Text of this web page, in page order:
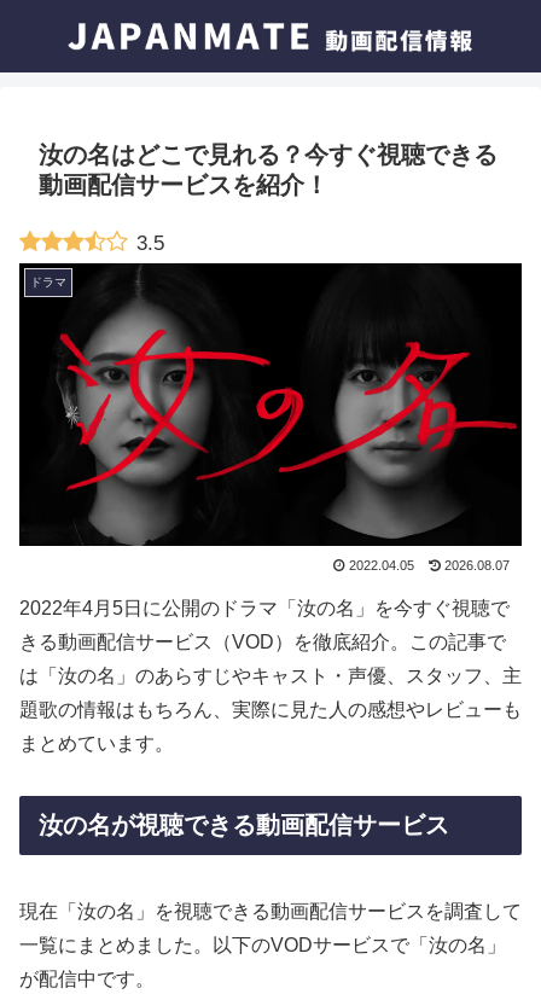
汝の名はどこで見れる？今すぐ視聴できる
動画配信サービスを紹介！
3.5
ドラマ
2022.04.05 2026.08.07
2022年4月5日に公開のドラマ「汝の名」を今すぐ視聴で
きる動画配信サービス（VOD）を徹底紹介。この記事で
は「汝の名」のあらすじやキャスト・声優、スタッフ、主
題歌の情報はもちろん、実際に見た人の感想やレビューも
まとめています。
汝の名が視聴できる動画配信サービス
現在「汝の名」を視聴できる動画配信サービスを調査して
一覧にまとめました。以下のVODサービスで「汝の名」
が配信中です。